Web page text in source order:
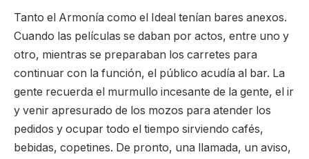
Tanto el Armonía como el Ideal tenían bares anexos.
Cuando las películas se daban por actos, entre uno y
otro, mientras se preparaban los carretes para
continuar con la función, el público acudía al bar. La
gente recuerda el murmullo incesante de la gente, el ir
y venir apresurado de los mozos para atender los
pedidos y ocupar todo el tiempo sirviendo cafés,
bebidas, copetines. De pronto, una llamada, un aviso,